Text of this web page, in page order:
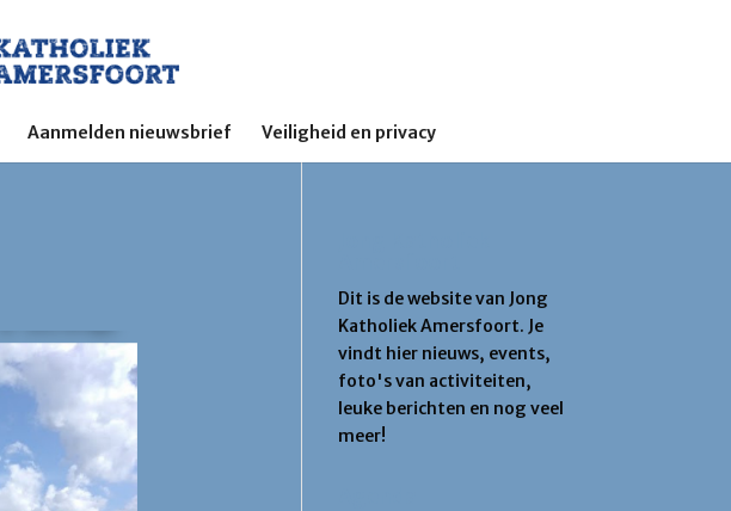
Aanmelden nieuwsbrief Veiligheid en privacy
Dit is de website van Jong
Katholiek Amersfoort. Je
vindt hier nieuws, events,
foto's van activiteiten,
leuke berichten en nog veel
meer!